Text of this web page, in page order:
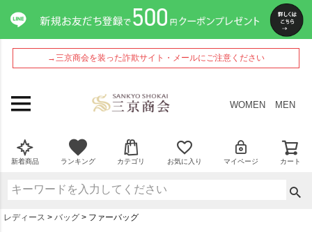
→三京商会を装った詐欺サイト・メールにご注意ください
WOMEN MEN
新着商品 ランキング カテゴリ お気に入り マイページ カート
レディース バッグ ファーバッグ